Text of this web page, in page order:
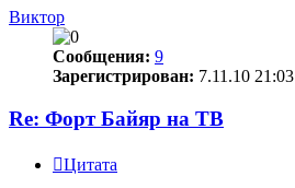
Виктор
Сообщения: 9
Зарегистрирован: 7.11.10 21:03
Re: Форт Байяр на ТВ
Цитата